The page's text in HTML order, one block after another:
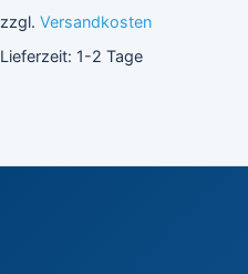
zzgl. Versandkosten
Lieferzeit: 1-2 Tage